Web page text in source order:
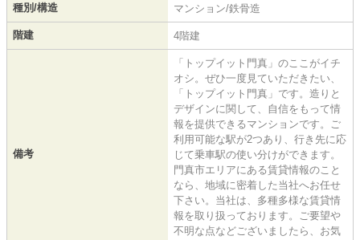
種別/構造 マンション/鉄骨造
階建 4階建
備考
「トップイット門真」のここがイチ
オシ。ぜひ一度見ていただきたい、
「トップイット門真」です。造りと
デザインに関して、自信をもって情
報を提供できるマンションです。ご
利用可能な駅が2つあり、行き先に応
じて乗車駅の使い分けができます。
門真市エリアにある賃貸情報のこと
なら、地域に密着した当社へお任せ
下さい。当社は、多種多様な賃貸情
報を取り扱っております。ご要望や
不明な点などございましたら、お気